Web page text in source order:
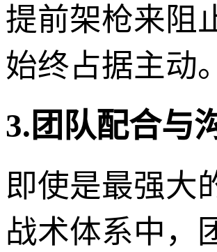
提前架枪来阻
始终占据主动。
3.团队配合与
即使是最强大
战术体系中，